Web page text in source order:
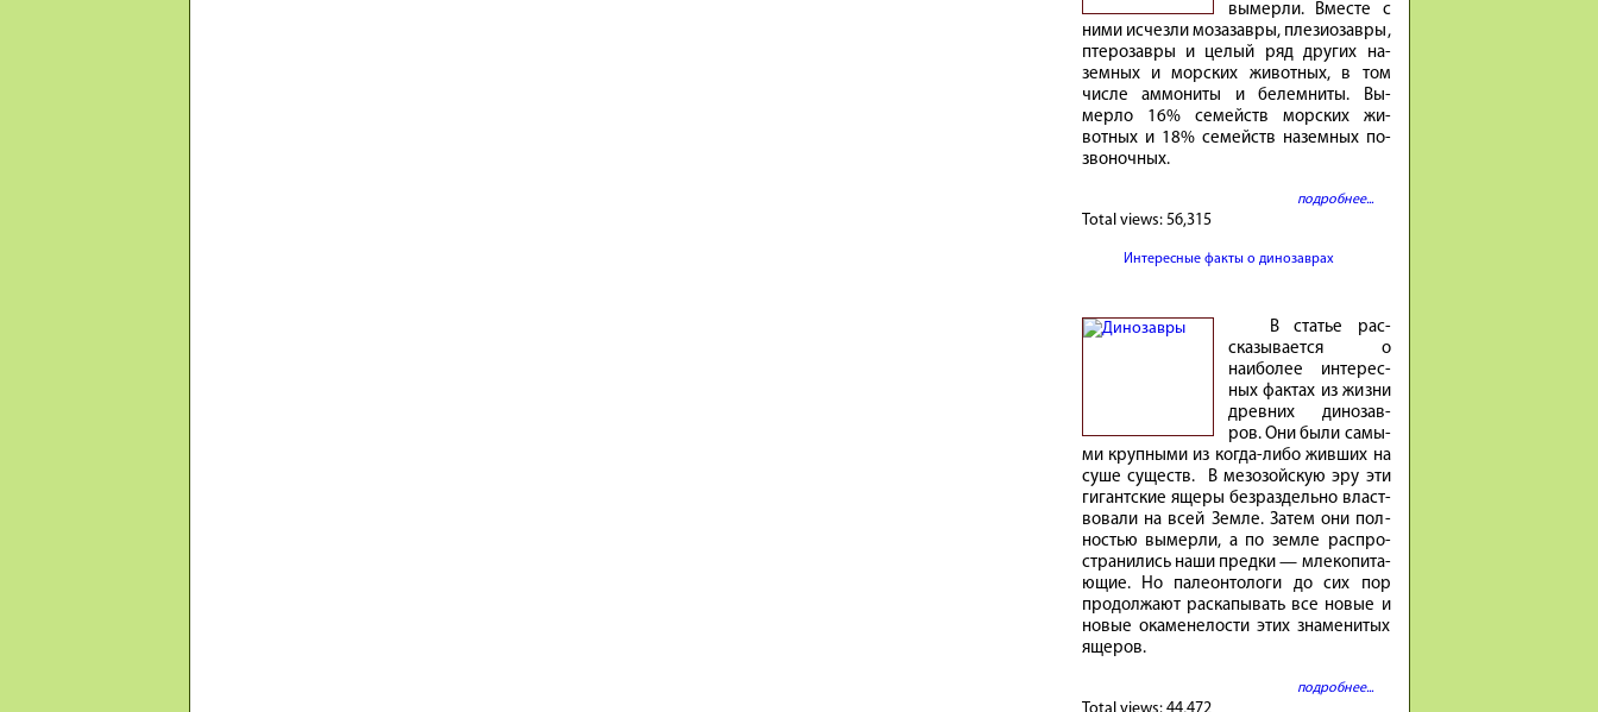
вы­мерли. Вместе с
ними ис­чезли мо­за­завры, пле­зио­завры,
птеро­завры и це­лый ряд других на­
земных и мор­ских жи­вотных, в том
числе ам­мо­ниты и бе­лем­ниты. Вы­
мерло 16% се­мейств мор­ских жи­
вотных и 18% се­мейств на­земных по­
зво­ночных.
подробнее...
Total views: 56,315
Интересные факты о динозаврах
В ста­тье рас­
ска­зы­ва­ется о
наибо­лее инте­рес­
ных фак­тах из жиз­ни
древ­них ди­но­зав­
ров. Они бы­ли са­мы­
ми круп­ны­ми из ко­гда-либо жив­ших на
су­ше су­ществ. В ме­зо­зой­скую эру эти
ги­гант­ские яще­ры без­раз­дель­но власт­
во­ва­ли на всей Зем­ле. За­тем они пол­
но­стью вы­мер­ли, а по зем­ле рас­про­
стра­ни­лись на­ши пред­ки — мле­ко­пи­та­
ю­щие. Но па­ле­он­то­ло­ги до сих пор
про­дол­жа­ют рас­ка­пы­вать все но­вые и
но­вые ока­мене­ло­сти этих зна­ме­ни­тых
яще­ров.
подробнее...